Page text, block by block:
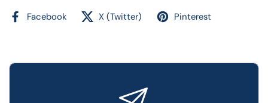
Facebook X (Twitter) Pinterest